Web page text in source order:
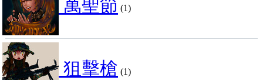
萬聖節 (1)
狙擊槍 (1)